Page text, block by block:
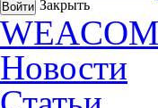
Закрыть
Новости